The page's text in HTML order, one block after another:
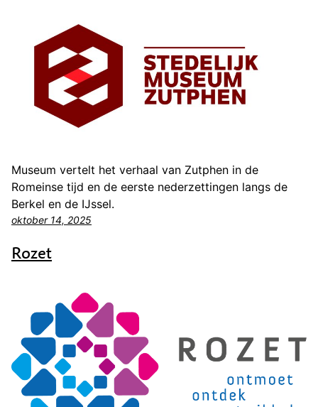
Museum vertelt het verhaal van Zutphen in de
Romeinse tijd en de eerste nederzettingen langs de
Berkel en de IJssel.
oktober 14, 2025
Rozet